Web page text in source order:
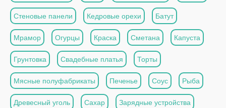
Стеновые панели Кедровые орехи Батут
Мрамор Огурцы Краска Сметана Капуста
Грунтовка Свадебные платья Торты
Мясные полуфабрикаты Печенье Соус Рыба
Древесный уголь Сахар Зарядные устройства